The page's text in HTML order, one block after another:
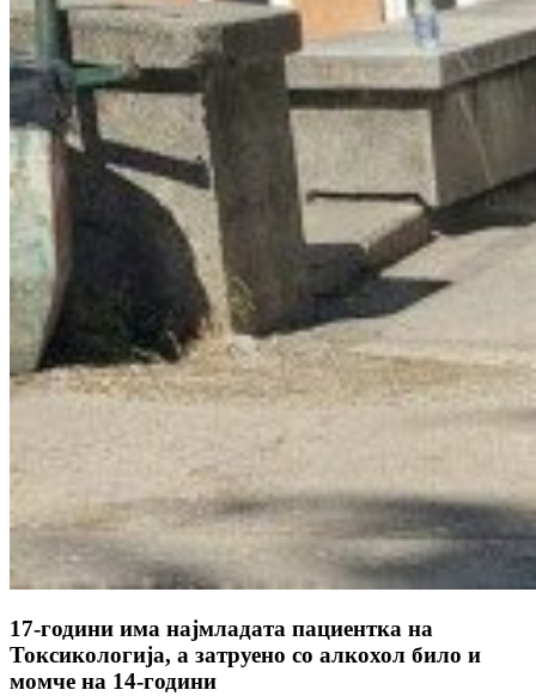
17-години има најмладата пациентка на
Токсикологија, а затруено со алкохол било и
момче на 14-години